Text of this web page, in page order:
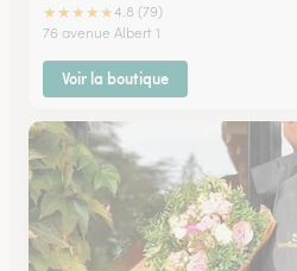
★★★★★4.8 (79)
76 avenue Albert 1
Voir la boutique